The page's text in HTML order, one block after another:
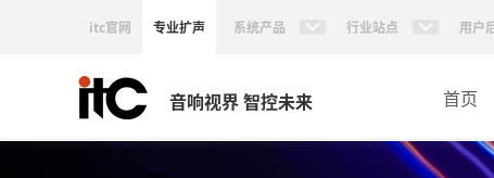
itc官网 专业扩声 系统产品 行业站点 用户
音响视界 智控未来 首页